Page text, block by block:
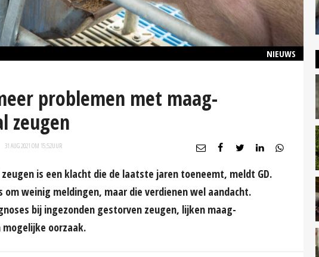
NIEUWS
problemen met maag-
zeugen
31 AUG 2021 OM 15:52UUR
is een klacht die de laatste jaren toeneemt, meldt GD.
om weinig meldingen, maar die verdienen wel aandacht.
bij ingezonden gestorven zeugen, lijken maag-
oorzaak.